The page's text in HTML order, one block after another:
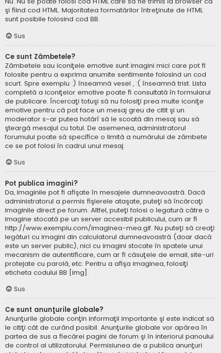
şi fiind cod HTML. Majoritatea formatărilor întreţinute de HTML
sunt posibile folosind cod BB.
Sus
Ce sunt Zâmbetele?
Zâmbetele sau iconiţele emotive sunt imagini mici care pot fi
folosite pentru a exprima anumite sentimente folosind un cod
scurt. Spre exemplu :) înseamnă vesel , :( înseamnă trist. Lista
completă a iconiţelor emotive poate fi consultată în formularul
de publicare. Încercaţi totuşi să nu folosiţi prea multe iconiţe
emotive pentru că pot face un mesaj greu de citit şi un
moderator s-ar putea hotărî să le scoată din mesaj sau să
şteargă mesajul cu totul. De asemenea, administratorul
forumului poate să specifice o limită a numărului de zâmbete
ce se pot folosi în cadrul unui mesaj.
Sus
Pot publica imagini?
Da, imaginile pot fi afişate în mesajele dumneavoastră. Dacă
administratorul a permis fişierele ataşate, puteţi să încărcaţi
imaginile direct pe forum. Altfel, puteţi folosi o legatură către o
imagine stocată pe un server accesibil publicului, cum ar fi
http://www.exemplu.com/imaginea-mea.gif. Nu puteţi să creaţi
legături cu imagini din calculatorul dumneavoastră (doar dacă
este un server public), nici cu imagini stocate în spatele unui
mecanism de autentificare, cum ar fi căsuţele de email, site-uri
protejate cu parolă, etc. Pentru a afişa imaginea, folosiţi
eticheta codului BB [img].
Sus
Ce sunt anunţurile globale?
Anunţurile globale conţin informaţii importante şi este indicat să
le citiţi cât de curând posibil. Anunţurile globale vor apărea în
partea de sus a fiecărei pagini de forum şi în interiorul panoului
de control al utilizatorului. Permisiunea de a publica anunţuri